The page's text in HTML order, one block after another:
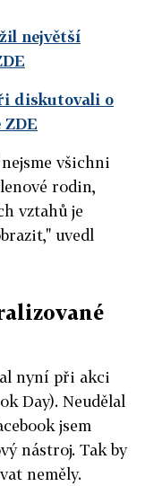
největší
diskutovali o
ZDE
všichni
rodin,
vztahů je
uvedl
nyní při akci
Day). Neudělal
jsem
nástroj. Tak by
neměly.